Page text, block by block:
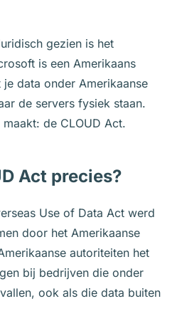
gezien is het
is een Amerikaans
data onder Amerikaanse
de servers fysiek staan.
de CLOUD Act.
Act precies?
Use of Data Act werd
door het Amerikaanse
autoriteiten het
bij bedrijven die onder
ook als die data buiten